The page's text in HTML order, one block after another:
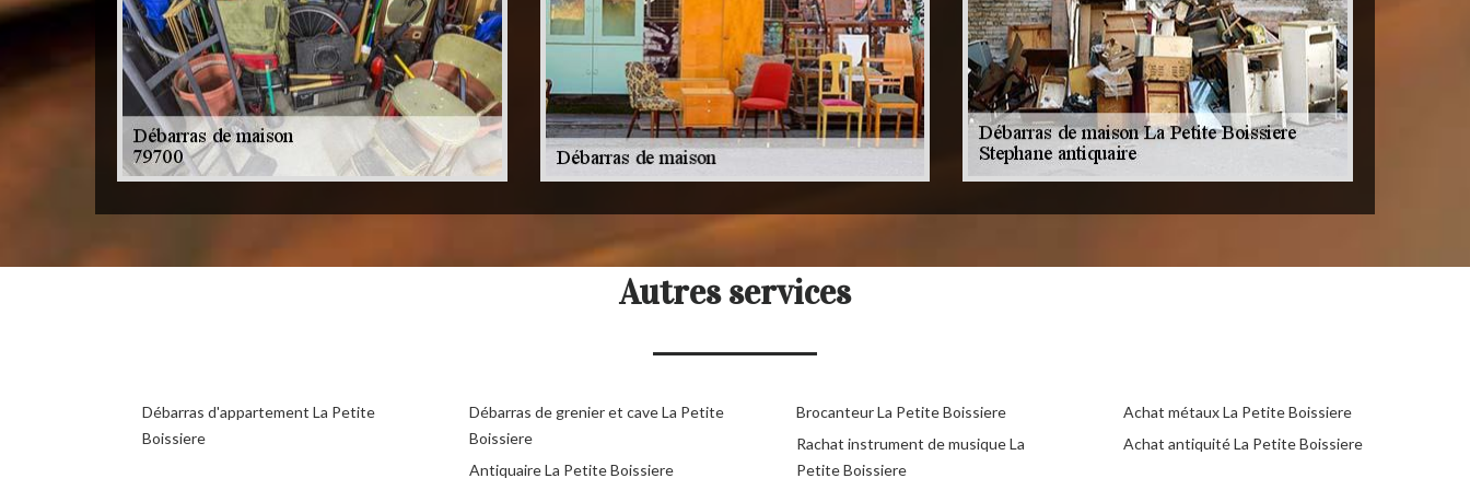
Autres services
Débarras d'appartement La Petite
Boissiere
Débarras de grenier et cave La Petite
Boissiere
Antiquaire La Petite Boissiere
Brocanteur La Petite Boissiere
Rachat instrument de musique La
Petite Boissiere
Achat métaux La Petite Boissiere
Achat antiquité La Petite Boissiere